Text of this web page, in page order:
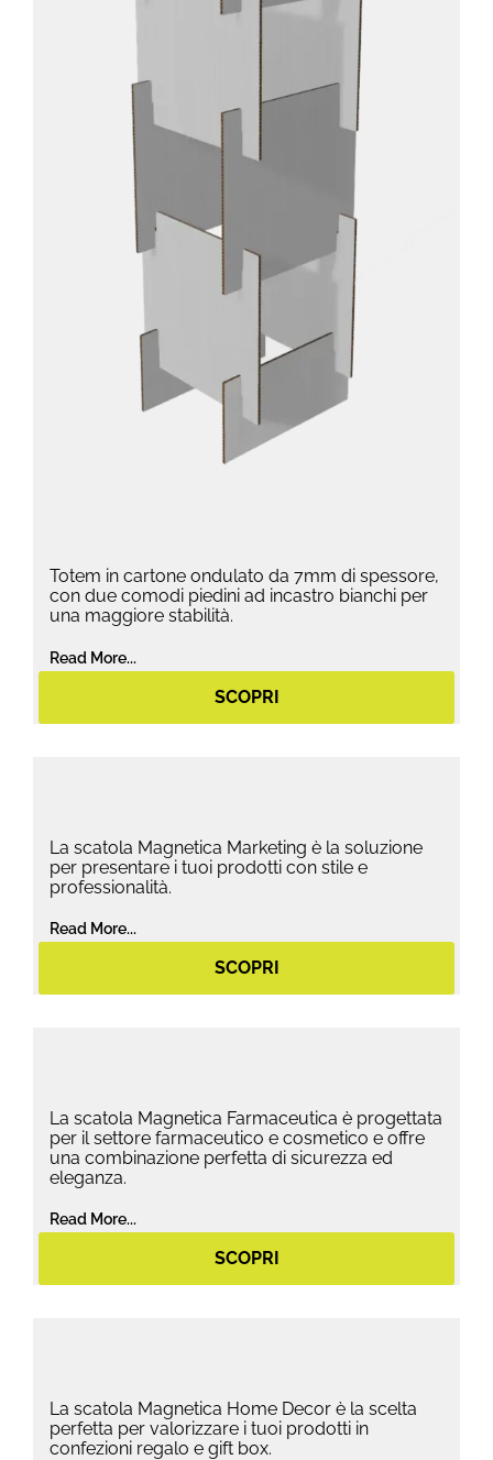
Totem in cartone ondulato da 7mm di spessore,
con due comodi piedini ad incastro bianchi per
una maggiore stabilità.
Read More...
SCOPRI
La scatola Magnetica Marketing è la soluzione
per presentare i tuoi prodotti con stile e
professionalità.
Read More...
SCOPRI
La scatola Magnetica Farmaceutica è progettata
per il settore farmaceutico e cosmetico e offre
una combinazione perfetta di sicurezza ed
eleganza.
Read More...
SCOPRI
La scatola Magnetica Home Decor è la scelta
perfetta per valorizzare i tuoi prodotti in
confezioni regalo e gift box.